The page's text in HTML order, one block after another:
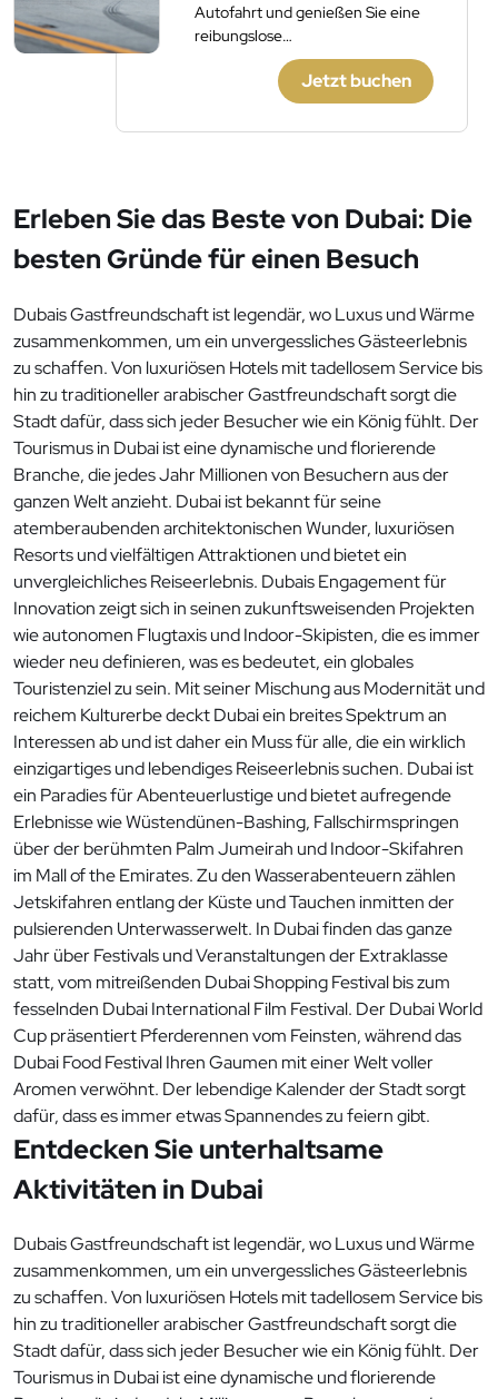
Autofahrt und genießen Sie eine
reibungslose
Mietwagenerfahrung. Keine
versteckten Gebühren, keine
Jetzt buchen
Erleben Sie das Beste von Dubai: Die
besten Gründe für einen Besuch
Dubais Gastfreundschaft ist legendär, wo Luxus und Wärme
zusammenkommen, um ein unvergessliches Gästeerlebnis
zu schaffen. Von luxuriösen Hotels mit tadellosem Service bis
hin zu traditioneller arabischer Gastfreundschaft sorgt die
Stadt dafür, dass sich jeder Besucher wie ein König fühlt. Der
Tourismus in Dubai ist eine dynamische und florierende
Branche, die jedes Jahr Millionen von Besuchern aus der
ganzen Welt anzieht. Dubai ist bekannt für seine
atemberaubenden architektonischen Wunder, luxuriösen
Resorts und vielfältigen Attraktionen und bietet ein
unvergleichliches Reiseerlebnis. Dubais Engagement für
Innovation zeigt sich in seinen zukunftsweisenden Projekten
wie autonomen Flugtaxis und Indoor-Skipisten, die es immer
wieder neu definieren, was es bedeutet, ein globales
Touristenziel zu sein. Mit seiner Mischung aus Modernität und
reichem Kulturerbe deckt Dubai ein breites Spektrum an
Interessen ab und ist daher ein Muss für alle, die ein wirklich
einzigartiges und lebendiges Reiseerlebnis suchen. Dubai ist
ein Paradies für Abenteuerlustige und bietet aufregende
Erlebnisse wie Wüstendünen-Bashing, Fallschirmspringen
über der berühmten Palm Jumeirah und Indoor-Skifahren
im Mall of the Emirates. Zu den Wasserabenteuern zählen
Jetskifahren entlang der Küste und Tauchen inmitten der
pulsierenden Unterwasserwelt. In Dubai finden das ganze
Jahr über Festivals und Veranstaltungen der Extraklasse
statt, vom mitreißenden Dubai Shopping Festival bis zum
fesselnden Dubai International Film Festival. Der Dubai World
Cup präsentiert Pferderennen vom Feinsten, während das
Dubai Food Festival Ihren Gaumen mit einer Welt voller
Aromen verwöhnt. Der lebendige Kalender der Stadt sorgt
dafür, dass es immer etwas Spannendes zu feiern gibt.
Entdecken Sie unterhaltsame
Aktivitäten in Dubai
Dubais Gastfreundschaft ist legendär, wo Luxus und Wärme
zusammenkommen, um ein unvergessliches Gästeerlebnis
zu schaffen. Von luxuriösen Hotels mit tadellosem Service bis
hin zu traditioneller arabischer Gastfreundschaft sorgt die
Stadt dafür, dass sich jeder Besucher wie ein König fühlt. Der
Tourismus in Dubai ist eine dynamische und florierende